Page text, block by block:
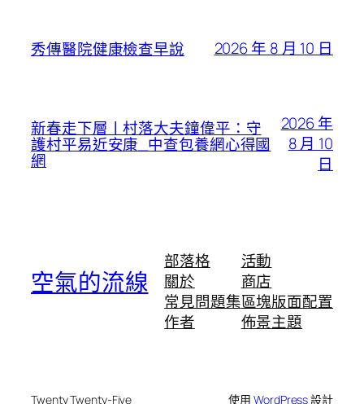
秀傳醫院健康檢查早說 2026 年 8 月 10 日
新春走下層丨村落大夫鐘偉平：守
護村平易近安康_中查包養網心得國
網
2026 年
8 月 10
日
空氣的流線
部落格
關於
常見問題集
作者
活動
商店
區塊版面配置
佈景主題
Twenty Twenty-Five 使用WordPress設計